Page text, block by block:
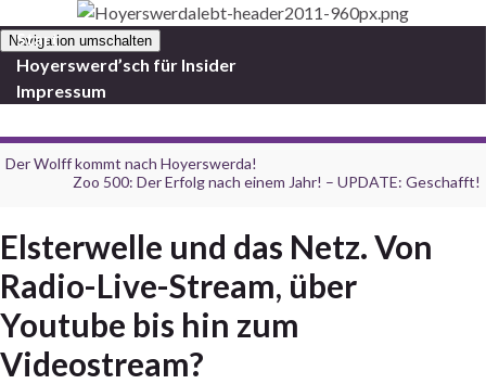
Navigation umschalten
Start
Hoyerswerd’sch für Insider
Impressum
Der Wolff kommt nach Hoyerswerda!
Zoo 500: Der Erfolg nach einem Jahr! – UPDATE: Geschafft!
Elsterwelle und das Netz. Von
Radio-Live-Stream, über
Youtube bis hin zum
Videostream?